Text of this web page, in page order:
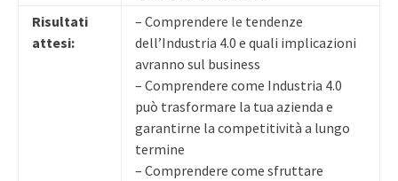
Risultati
attesi:
– Comprendere le tendenze
dell’Industria 4.0 e quali implicazioni
avranno sul business
– Comprendere come Industria 4.0
può trasformare la tua azienda e
garantirne la competitività a lungo
termine
– Comprendere come sfruttare